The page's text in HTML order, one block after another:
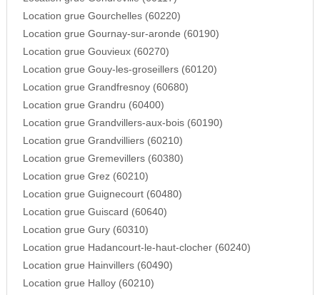
Location grue Gourchelles (60220)
Location grue Gournay-sur-aronde (60190)
Location grue Gouvieux (60270)
Location grue Gouy-les-groseillers (60120)
Location grue Grandfresnoy (60680)
Location grue Grandru (60400)
Location grue Grandvillers-aux-bois (60190)
Location grue Grandvilliers (60210)
Location grue Gremevillers (60380)
Location grue Grez (60210)
Location grue Guignecourt (60480)
Location grue Guiscard (60640)
Location grue Gury (60310)
Location grue Hadancourt-le-haut-clocher (60240)
Location grue Hainvillers (60490)
Location grue Halloy (60210)